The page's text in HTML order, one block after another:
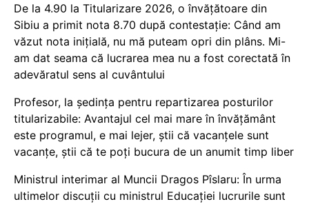
De la 4.90 la Titularizare 2026, o învățătoare din
Sibiu a primit nota 8.70 după contestație: Când am
văzut nota inițială, nu mă puteam opri din plâns. Mi-
am dat seama că lucrarea mea nu a fost corectată în
adevăratul sens al cuvântului
Profesor, la ședința pentru repartizarea posturilor
titularizabile: Avantajul cel mai mare în învățământ
este programul, e mai lejer, știi că vacanțele sunt
vacanţe, știi că te poți bucura de un anumit timp liber
Ministrul interimar al Muncii Dragos Pîslaru: În urma
ultimelor discuții cu ministrul Educației lucrurile sunt